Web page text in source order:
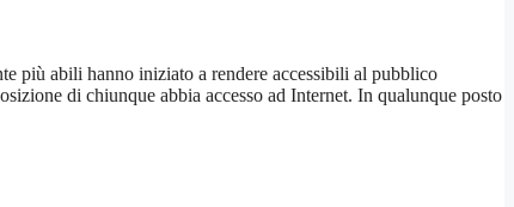
più abili hanno iniziato a rendere accessibili al pubblico
di chiunque abbia accesso ad Internet. In qualunque posto